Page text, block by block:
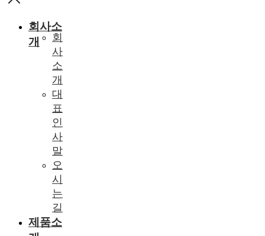
회사소
개
회
사
소
개
대
표
인
사
말
오
시
는
길
제품소